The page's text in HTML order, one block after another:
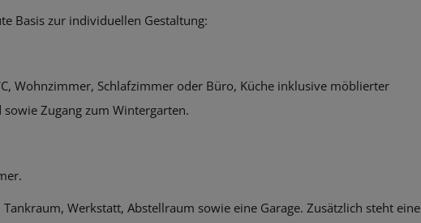
Basis zur individuellen Gestaltung:
Wohnzimmer, Schlafzimmer oder Büro, Küche inklusive möblierter
Zugang zum Wintergarten.
Werkstatt, Abstellraum sowie eine Garage. Zusätzlich steht eine